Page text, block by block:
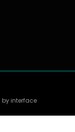
by interface